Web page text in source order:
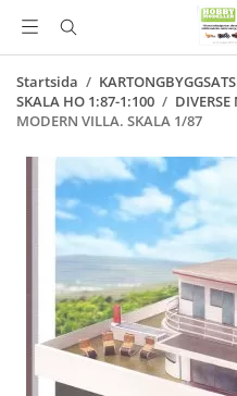
Startsida /
SKALA HO 1:87-1:100 /
MODERN VILLA. SKALA 1/87